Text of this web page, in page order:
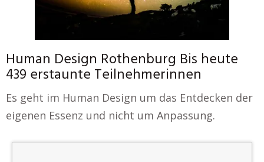
Human Design Rothenburg Bis heute
439 erstaunte Teilnehmerinnen
Es geht im Human Design um das Entdecken der
eigenen Essenz und nicht um Anpassung.